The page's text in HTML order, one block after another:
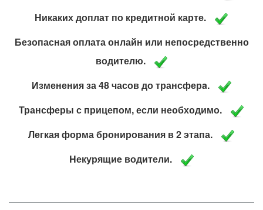
Никаких доплат по кредитной карте.
Безопасная оплата онлайн или непосредственно
водителю.
Изменения за 48 часов до трансферa.
Трансферы с прицепом, если необходимо.
Легкая форма бронирования в 2 этапа.
Hекурящиe водители.